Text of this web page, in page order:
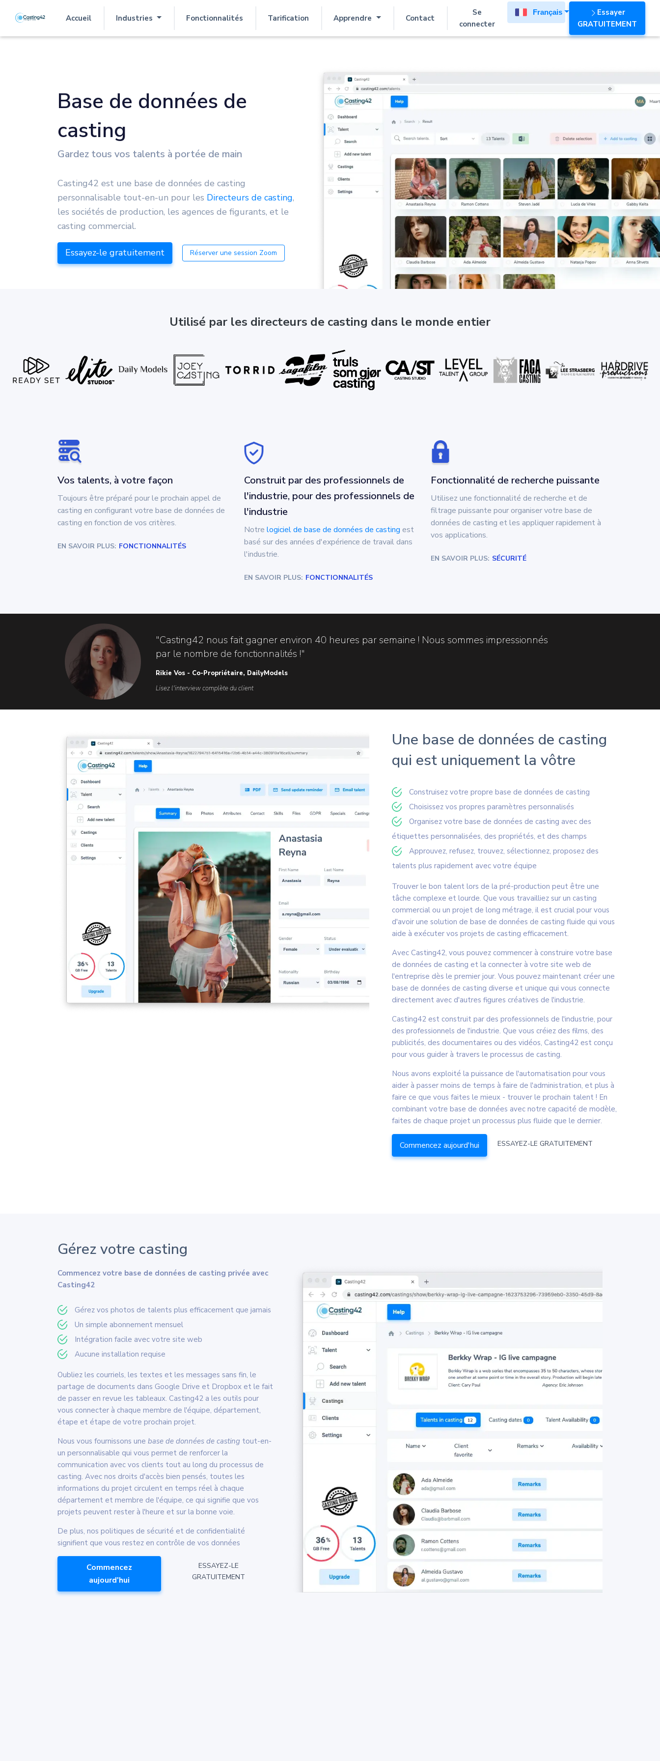
Accueil
(actuel)
Industries Fonctionnalités Tarification Apprendre Contact
Se
connecter
Français
Essayer
GRATUITEMENT
Base de données de
casting
Gardez tous vos talents à portée de main
Casting42 est une base de données de casting
personnalisable tout-en-un pour les Directeurs de casting,
les sociétés de production, les agences de figurants, et le
casting commercial.
Essayez-le gratuitement Réserver une session Zoom
Utilisé par les directeurs de casting dans le monde entier
Vos talents, à votre façon
Toujours être préparé pour le prochain appel de
casting en configurant votre base de données de
casting en fonction de vos critères.
EN SAVOIR PLUS: FONCTIONNALITÉS
Construit par des professionnels de
l'industrie, pour des professionnels de
l'industrie
Notre logiciel de base de données de casting est
basé sur des années d'expérience de travail dans
l'industrie.
EN SAVOIR PLUS: FONCTIONNALITÉS
Fonctionnalité de recherche puissante
Utilisez une fonctionnalité de recherche et de
filtrage puissante pour organiser votre base de
données de casting et les appliquer rapidement à
vos applications.
EN SAVOIR PLUS: SÉCURITÉ
"Casting42 nous fait gagner environ 40 heures par semaine ! Nous sommes impressionnés
par le nombre de fonctionnalités !"
Rikie Vos - Co-Propriétaire, DailyModels
Lisez l'interview complète du client
Une base de données de casting
qui est uniquement la vôtre
Construisez votre propre base de données de casting
Choisissez vos propres paramètres personnalisés
Organisez votre base de données de casting avec des
étiquettes personnalisées, des propriétés, et des champs
Approuvez, refusez, trouvez, sélectionnez, proposez des
talents plus rapidement avec votre équipe
Trouver le bon talent lors de la pré-production peut être une
tâche complexe et lourde. Que vous travailliez sur un casting
commercial ou un projet de long métrage, il est crucial pour vous
d'avoir une solution de base de données de casting fluide qui vous
aide à exécuter vos projets de casting efficacement.
Avec Casting42, vous pouvez commencer à construire votre base
de données de casting et la connecter à votre site web de
l'entreprise dès le premier jour. Vous pouvez maintenant créer une
base de données de casting diverse et unique qui vous connecte
directement avec d'autres figures créatives de l'industrie.
Casting42 est construit par des professionnels de l'industrie, pour
des professionnels de l'industrie. Que vous créiez des films, des
publicités, des documentaires ou des vidéos, Casting42 est conçu
pour vous guider à travers le processus de casting.
Nous avons exploité la puissance de l'automatisation pour vous
aider à passer moins de temps à faire de l'administration, et plus à
faire ce que vous faites le mieux - trouver le prochain talent ! En
combinant votre base de données avec notre capacité de modèle,
faites de chaque projet un processus plus fluide que le dernier.
Commencez aujourd'hui ESSAYEZ-LE GRATUITEMENT
Gérez votre casting
Commencez votre base de données de casting privée avec
Casting42
Gérez vos photos de talents plus efficacement que jamais
Un simple abonnement mensuel
Intégration facile avec votre site web
Aucune installation requise
Oubliez les courriels, les textes et les messages sans fin, le
partage de documents dans Google Drive et Dropbox et le fait
de passer en revue les tableaux. Casting42 a les outils pour
vous connecter à chaque membre de l'équipe, département,
étape et étape de votre prochain projet.
Nous vous fournissons une base de données de casting tout-en-
un personnalisable qui vous permet de renforcer la
communication avec vos clients tout au long du processus de
casting. Avec nos droits d'accès bien pensés, toutes les
informations du projet circulent en temps réel à chaque
département et membre de l'équipe, ce qui signifie que vos
projets peuvent rester à l'heure et sur la bonne voie.
De plus, nos politiques de sécurité et de confidentialité
signifient que vous restez en contrôle de vos données
Commencez
aujourd'hui
ESSAYEZ-LE
GRATUITEMENT